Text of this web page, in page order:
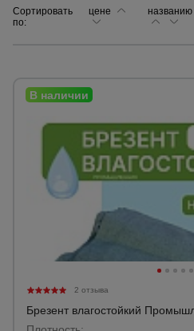
Сортировать
по:
цене названию
2 отзыва
Брезент влагостойкий